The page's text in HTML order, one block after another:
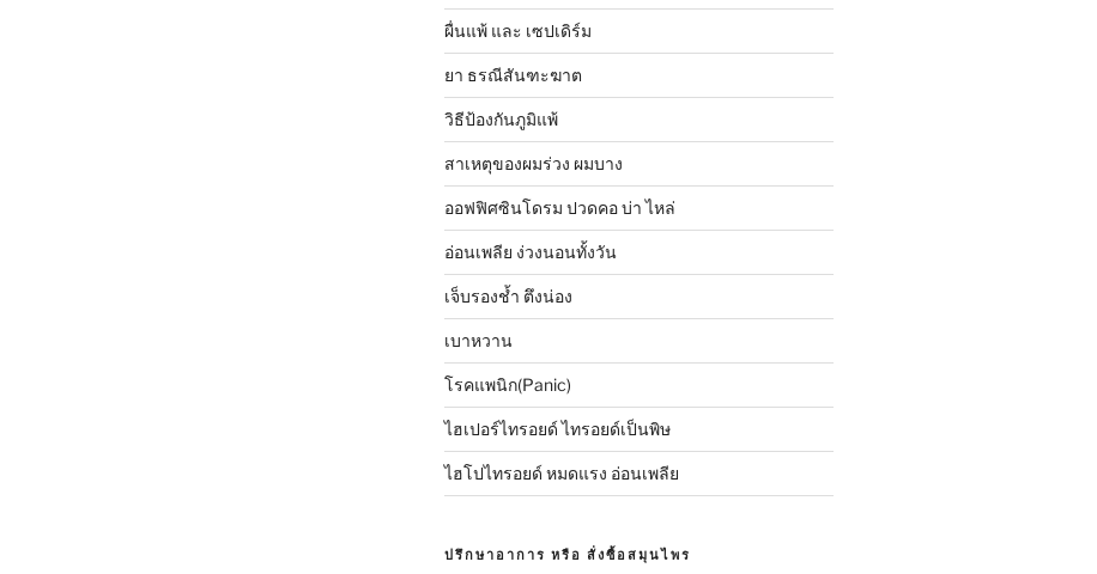
ผื่นแพ้ และ เซปเดิร์ม
ยา ธรณีสันฑะฆาต
วิธีป้องกันภูมิแพ้
สาเหตุของผมร่วง ผมบาง
ออฟฟิศซินโดรม ปวดคอ บ่า ไหล่
อ่อนเพลีย ง่วงนอนทั้งวัน
เจ็บรองช้ำ ตึงน่อง
เบาหวาน
โรคแพนิก(Panic)
ไฮเปอร์ไทรอยด์ ไทรอยด์เป็นพิษ
ไฮโปไทรอยด์ หมดแรง อ่อนเพลีย
ปรึกษาอาการ หรือ สั่งซื้อสมุนไพร